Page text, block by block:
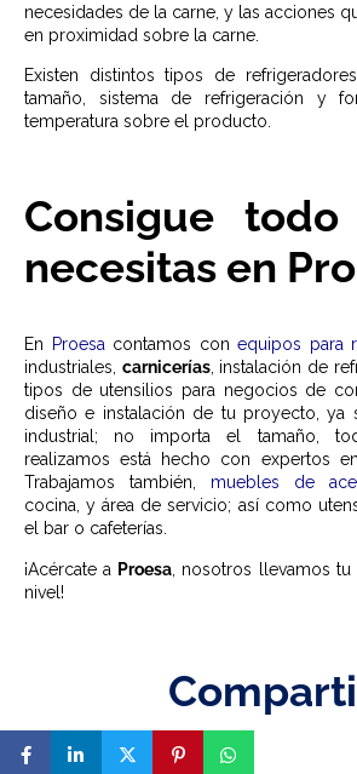
necesidades de la carne, y las acciones
en proximidad sobre la carne.
Existen distintos tipos de
tamaño, sistema de refrigeración y
temperatura sobre el producto.
Consigue
necesitas en
En Proesa contamos conequipos para
industriales, carnicerías, instalación de
tipos de utensilios para negocios de
diseño e instalación de tu proyecto, ya
industrial; no importa el tamaño,
realizamos está hecho con expertos
Trabajamos también, muebles de
cocina, y área de servicio; así como
el bar o cafeterías.
¡Acércate a Proesa , nosotros llevamos
nivel!